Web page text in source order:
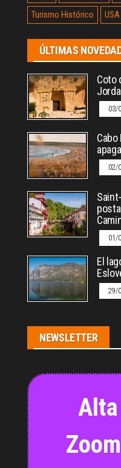
Turismo Histórico
USA
ÚLTIMAS
Coto
03/
apaga
02/
01/
El
29/
NEWSLETTER